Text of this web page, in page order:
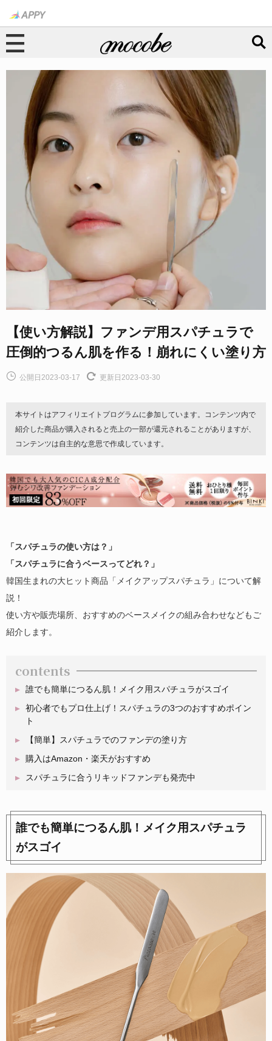
【使い方解説】ファンデ用スパチュラで
圧倒的つるん肌を作る！崩れにくい塗り方
公開日2023-03-17 更新日2023-03-30
本サイトはアフィリエイトプログラムに参加しています。コンテンツ内で
紹介した商品が購入されると売上の一部が還元されることがありますが、
コンテンツは自主的な意思で作成しています。
「スパチュラの使い方は？」
「スパチュラに合うベースってどれ？」
韓国生まれの大ヒット商品「メイクアップスパチュラ」について解
説！
使い方や販売場所、おすすめのベースメイクの組み合わせなどもご
紹介します。
contents
誰でも簡単につるん肌！メイク用スパチュラがスゴイ
初心者でもプロ仕上げ！スパチュラの3つのおすすめポイン
ト
【簡単】スパチュラでのファンデの塗り方
購入はAmazon・楽天がおすすめ
スパチュラに合うリキッドファンデも発売中
誰でも簡単につるん肌！メイク用スパチュラ
がスゴイ